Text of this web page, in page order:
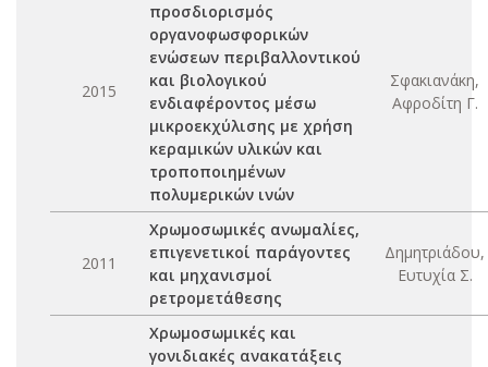
2015
προσδιορισμός
οργανοφωσφορικών
ενώσεων περιβαλλοντικού
και βιολογικού
ενδιαφέροντος μέσω
μικροεκχύλισης με χρήση
κεραμικών υλικών και
τροποποιημένων
πολυμερικών ινών
Σφακιανάκη,
Αφροδίτη Γ.
2011
Χρωμοσωμικές ανωμαλίες,
επιγενετικοί παράγοντες
και μηχανισμοί
ρετρομετάθεσης
Δημητριάδου,
Ευτυχία Σ.
Χρωμοσωμικές και
γονιδιακές ανακατάξεις